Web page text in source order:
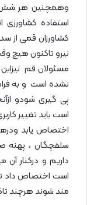
وهمچنین هر شش
استفاده
نیرو تاکنون هیچ
مسئولان قم
نشده است و به
پی گیری شودو
است باید تغییر
اختصاص یابد
سلفچگان ، پهنه
داریم و درکنار آن
است اختصاص داد
مند شوند هرچند